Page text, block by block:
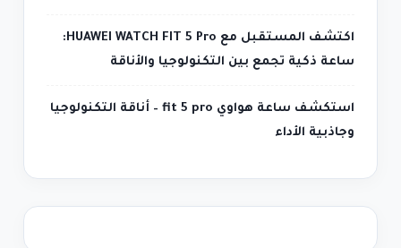
اكتشف المستقبل مع HUAWEI WATCH FIT 5 Pro:
ساعة ذكية تجمع بين التكنولوجيا والأناقة
استكشف ساعة هواوي fit 5 pro – أناقة التكنولوجيا
وجاذبية الأداء